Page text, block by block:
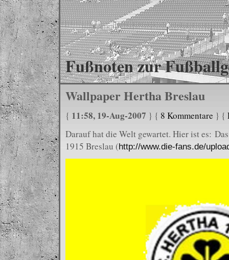
Fußnoten zur
Wallpaper Hertha Breslau
{ 11:58, 19-Aug-2007 } { 8 Kommentare } {
Darauf hat die Welt gewartet. Hier ist es:
1915 Breslau (http://www.die-fans.de/